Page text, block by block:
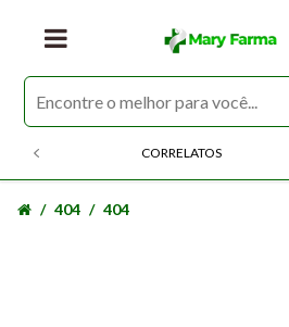
CORRELATOS
404 404